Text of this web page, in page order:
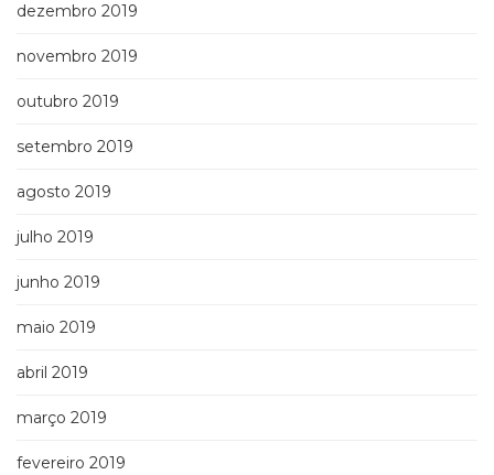
dezembro 2019
novembro 2019
outubro 2019
setembro 2019
agosto 2019
julho 2019
junho 2019
maio 2019
abril 2019
março 2019
fevereiro 2019